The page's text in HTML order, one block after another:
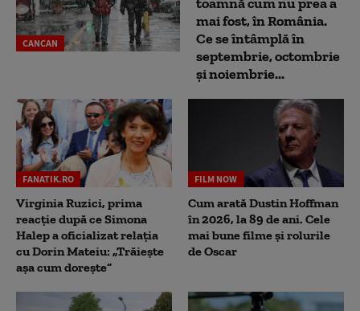
CANCAN
mai fost, în România.
Ce se întâmplă în
septembrie, octombrie
și noiembrie...
FANATIK.RO
Virginia Ruzici, prima
reacție după ce Simona
Halep a oficializat relația
cu Dorin Mateiu: „Trăiește
așa cum dorește”
FILM NOW
Cum arată Dustin Hoffman
în 2026, la 89 de ani. Cele
mai bune filme și rolurile
de Oscar